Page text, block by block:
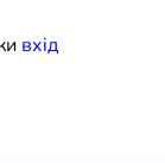
література
вхiд